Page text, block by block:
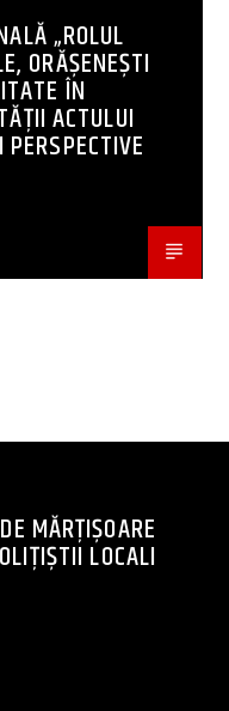
„ROLUL
ORĂȘENEȘTI
ÎN
ACTULUI
MĂRȚIȘOARE
LOCALI